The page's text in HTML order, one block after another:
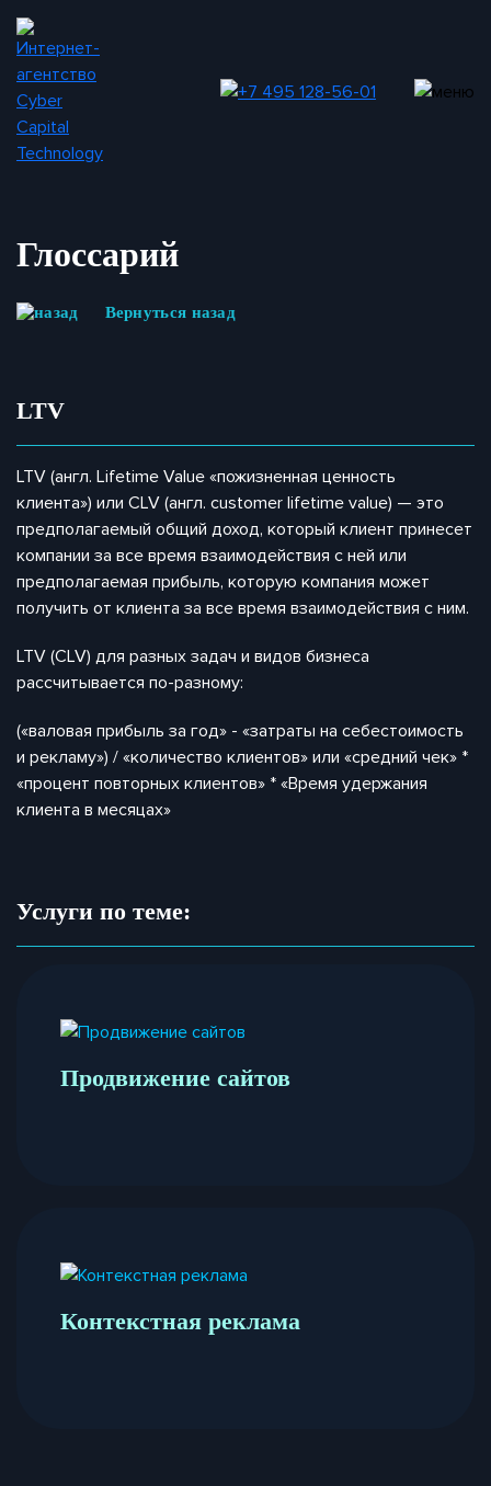
Глоссарий
Вернуться назад
LTV
LTV (англ. Lifetime Value «пожизненная ценность
клиента») или CLV (англ. customer lifetime value) — это
предполагаемый общий доход, который клиент принесет
компании за все время взаимодействия с ней или
предполагаемая прибыль, которую компания может
получить от клиента за все время взаимодействия с ним.
LTV (CLV) для разных задач и видов бизнеса
рассчитывается по-разному:
(«валовая прибыль за год» - «затраты на себестоимость
и рекламу») / «количество клиентов» или «средний чек» *
«процент повторных клиентов» * «Время удержания
клиента в месяцах»
Услуги по теме:
Продвижение сайтов
Контекстная реклама